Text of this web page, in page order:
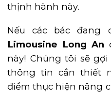
thịnh hành này.
Nếu các bác đang
Limousine Long An
này! Chúng tôi sẽ
thông tin cần thiết
điểm thực hiện nâng